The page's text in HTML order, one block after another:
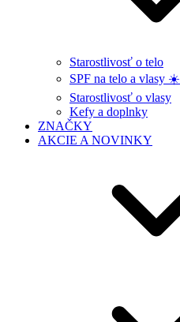
Starostlivosť o telo
SPF na telo a vlasy ☀️
Starostlivosť o vlasy
Kefy a doplnky
ZNAČKY
AKCIE A NOVINKY